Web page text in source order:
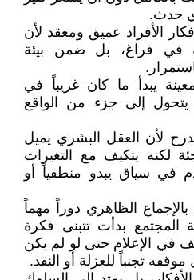
حدث.
الأفراد عميق ومعقد لأن
في فراغ، بل ضمن بيئة
يبدأ ما كان غريباً في
إلى جزء من الواقع
لأن العقل البشري يميل
لكنه يتكيف مع التغيرات
في سياق يبدو منطقياً أو
الظاهري دوراً مهماً
المجتمع بدأت تتبنى فكرة
في الإعلام حتى لو لم يكن
تجنباً للعزلة أو النقد.